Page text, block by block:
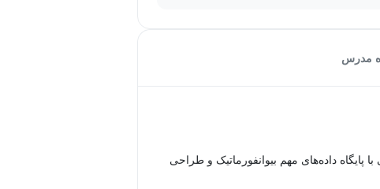
مدرس
با پایگاه داده‌‌های مهم بیوانفورماتیک و طراحی